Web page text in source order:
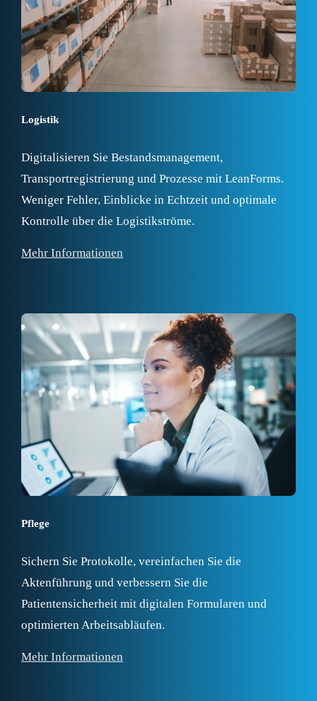
Logistik
Digitalisieren Sie Bestandsmanagement,
Transportregistrierung und Prozesse mit LeanForms.
Weniger Fehler, Einblicke in Echtzeit und optimale
Kontrolle über die Logistikströme.
Mehr Informationen
Pflege
Sichern Sie Protokolle, vereinfachen Sie die
Aktenführung und verbessern Sie die
Patientensicherheit mit digitalen Formularen und
optimierten Arbeitsabläufen.
Mehr Informationen